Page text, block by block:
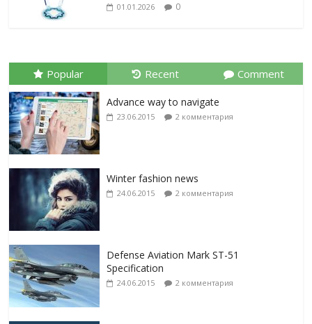
01.01.2026 0
Popular Recent Comment
Advance way to navigate
23.06.2015 2 комментария
Winter fashion news
24.06.2015 2 комментария
Defense Aviation Mark ST-51
Specification
24.06.2015 2 комментария